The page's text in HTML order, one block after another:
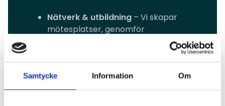
Samtycke Information Om
Nätverk & utbildning – Vi skapar
mötesplatser, genomför